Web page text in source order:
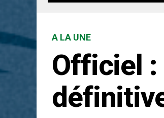
A LA UNE
Officiel :